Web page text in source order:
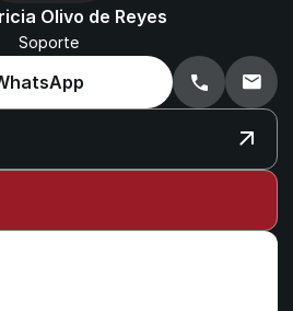
Olivo de Reyes
Soporte